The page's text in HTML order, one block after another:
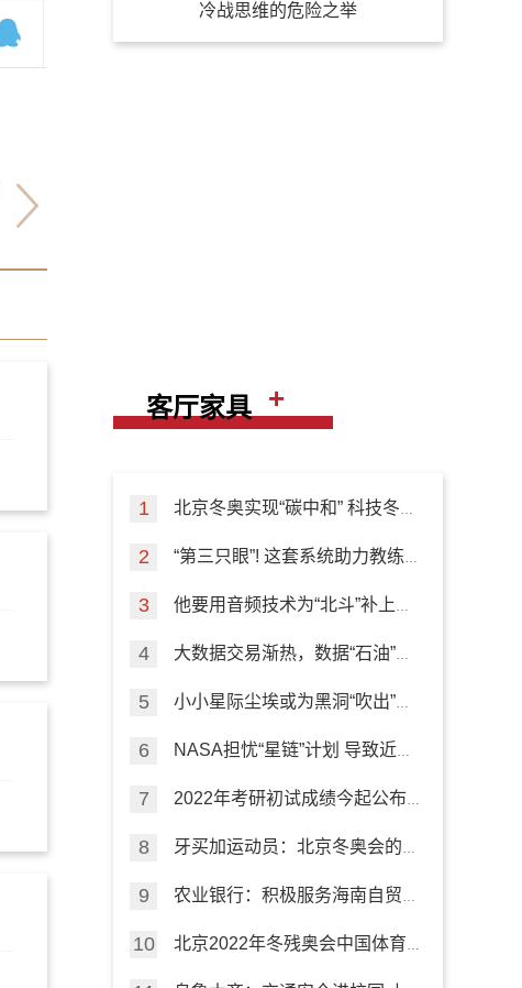
冷战思维的危险之举
客厅家具 +
北京冬奥实现“碳中和” 科技冬奥
“第三只眼”! 这套系统助力教练
他要用音频技术为“北斗”补上室
大数据交易渐热，数据“石油”如
小小星际尘埃或为黑洞“吹出”的
NASA担忧“星链”计划 导致近地
2022年考研初试成绩今起公布
牙买加运动员：北京冬奥会的精
农业银行：积极服务海南自贸港
北京2022年冬残奥会中国体育